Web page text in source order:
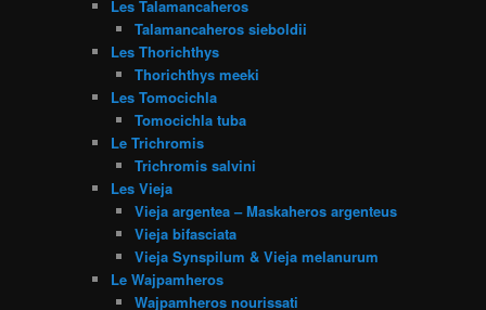
Les Talamancaheros
Talamancaheros sieboldii
Les Thorichthys
Thorichthys meeki
Les Tomocichla
Tomocichla tuba
Le Trichromis
Trichromis salvini
Les Vieja
Vieja argentea – Maskaheros argenteus
Vieja bifasciata
Vieja Synspilum & Vieja melanurum
Le Wajpamheros
Wajpamheros nourissati